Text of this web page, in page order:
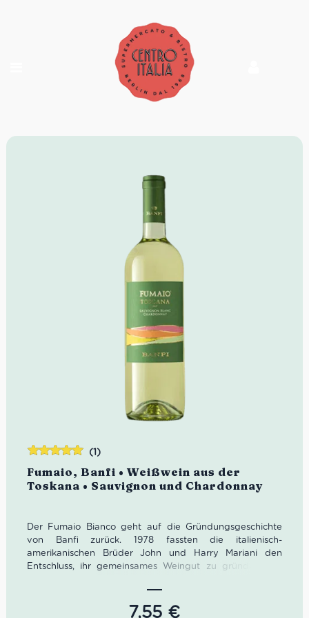
Fumaio, Banfi • Weißwein aus der
Toskana • Sauvignon und Chardonnay
(1)
Der Fumaio Bianco geht auf die Gründungsgeschichte
von Banfi zurück. 1978 fassten die italienisch-
amerikanischen Brüder John und Harry Mariani den
Entschluss, ihr gemeinsames Weingut zu gründen. Die
eines hochmodernen Weinguts. Der renommierte
Önologe Enzio Rivella half den Brüdern das optimale
7,55 €
mit5.00von
5